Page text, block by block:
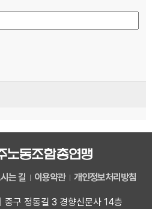
는 길 이용약관 개인정보처리방침
구 정동길 3 경향신문사 14층